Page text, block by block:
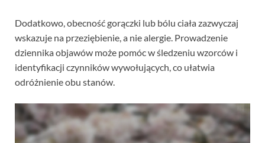
Dodatkowo, obecność gorączki lub bólu ciała zazwyczaj
wskazuje na przeziębienie, a nie alergie. Prowadzenie
dziennika objawów może pomóc w śledzeniu wzorców i
identyfikacji czynników wywołujących, co ułatwia
odróżnienie obu stanów.